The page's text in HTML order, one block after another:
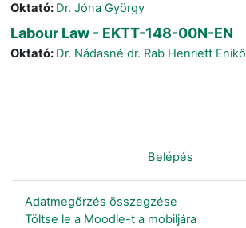
Oktató: Dr. Jóna György
Labour Law - EKTT-148-00N-EN
Oktató: Dr. Nádasné dr. Rab Henriett Enikő
Belépés
Adatmegőrzés összegzése
Töltse le a Moodle-t a mobiljára